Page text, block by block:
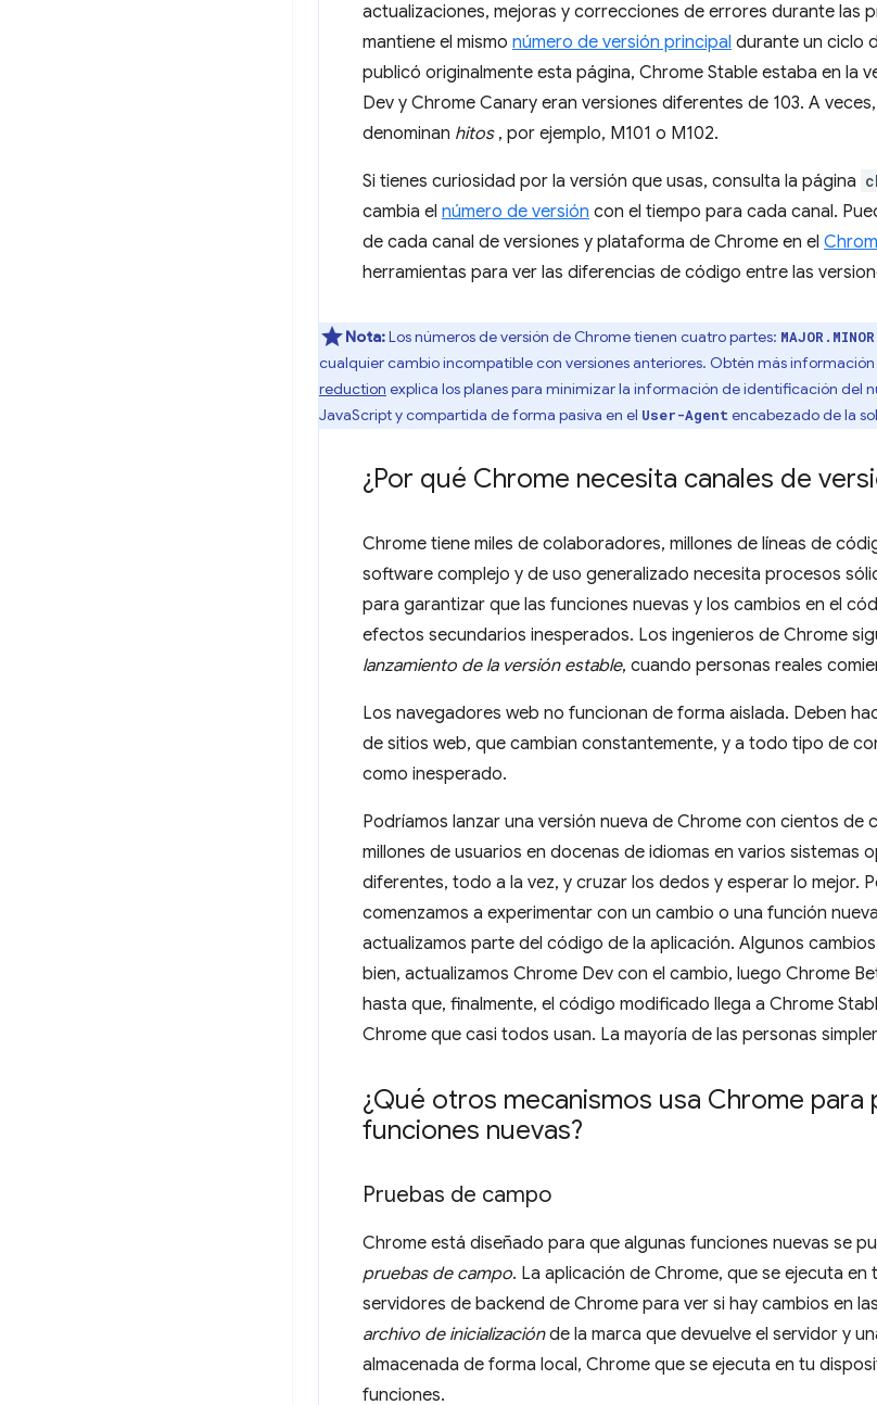
actualizaciones, mejoras y correcciones de errores durante las
mantiene el mismo número de versión principal durante un ciclo
publicó originalmente esta página, Chrome Stable estaba en la
Dev y Chrome Canary eran versiones diferentes de 103. A
denominan hitos, por ejemplo, M101 o M102.
Si tienes curiosidad por la versión que usas, consulta la página
cambia el número de versión con el tiempo para cada canal.
de cada canal de versiones y plataforma de Chrome en el
herramientas para ver las diferencias de código entre las
Nota:Los números de versión de Chrome tienen cuatro partes:
cualquier cambio incompatible con versiones anteriores. Obtén más información
reduction explica los planes para minimizar la información de identificación del
JavaScript y compartida de forma pasiva en el User-Agent encabezado de la
¿Por qué Chrome necesita canales de
Chrome tiene miles de colaboradores, millones de líneas de
software complejo y de uso generalizado necesita procesos
para garantizar que las funciones nuevas y los cambios en el
efectos secundarios inesperados. Los ingenieros de Chrome
lanzamiento de la versión estable, cuando personas reales
Los navegadores web no funcionan de forma aislada. Deben
de sitios web, que cambian constantemente, y a todo tipo de
como inesperado.
Podríamos lanzar una versión nueva de Chrome con cientos de
millones de usuarios en docenas de idiomas en varios sistemas
diferentes, todo a la vez, y cruzar los dedos y esperar lo mejor.
comenzamos a experimentar con un cambio o una función
actualizamos parte del código de la aplicación. Algunos
bien, actualizamos Chrome Dev con el cambio, luego Chrome
hasta que, finalmente, el código modificado llega a Chrome
Chrome que casi todos usan. La mayoría de las personas
¿Qué otros mecanismos usa Chrome
funciones nuevas?
Pruebas de campo
Chrome está diseñado para que algunas funciones nuevas se
pruebas de campo. La aplicación de Chrome, que se ejecuta
servidores de backend de Chrome para ver si hay cambios en
archivo de inicializaciónde la marca que devuelve el servidor y
almacenada de forma local, Chrome que se ejecuta en tu
funciones.